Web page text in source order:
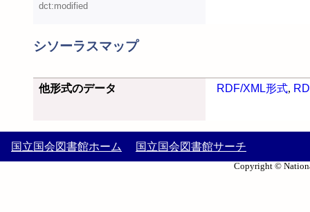
dct:modified
シソーラスマップ
他形式のデータ RDF/XML形式,
国立国会図書館ホーム 国立国会図書館サーチ
Copyright ©